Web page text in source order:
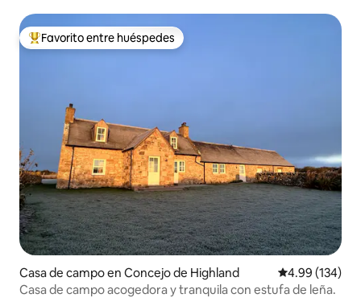
De los mejores en Favorito entre huéspedes
Favorito entre huéspedes
Casa de campo en Concejo de Highland Calificación
4.99 (134)
Casa de campo acogedora y tranquila con estufa de leña.